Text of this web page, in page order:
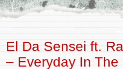
El Da Sensei ft.
– Everyday In